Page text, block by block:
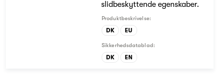
slidbeskyttende egenskaber.
Produktbeskrivelse:
DK EU
Sikkerhedsdatablad:
DK EN